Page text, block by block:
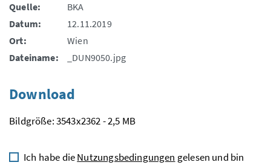
Quelle:
BKA
Datum:
12.11.2019
Ort:
Wien
Dateiname:
_DUN9050.jpg
Download
Bildgröße: 3543x2362 - 2,5 MB
Ich habe dieNutzungsbedingungen gelesen und bin